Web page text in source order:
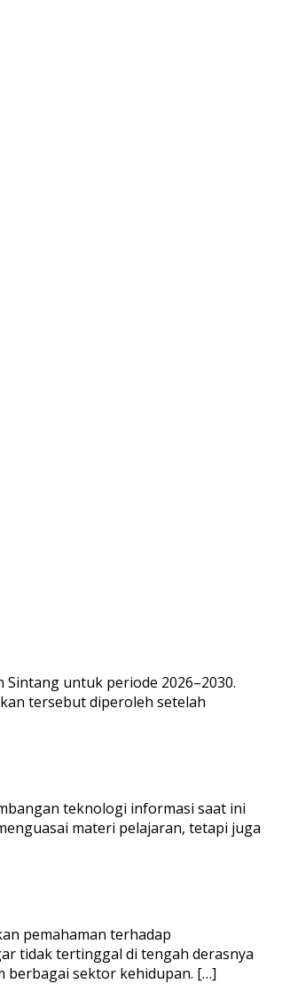
Sintang untuk periode 2026–2030.
tersebut diperoleh setelah
teknologi informasi saat ini
materi pelajaran, tetapi juga
pemahaman terhadap
tidak tertinggal di tengah derasnya
berbagai sektor kehidupan. […]